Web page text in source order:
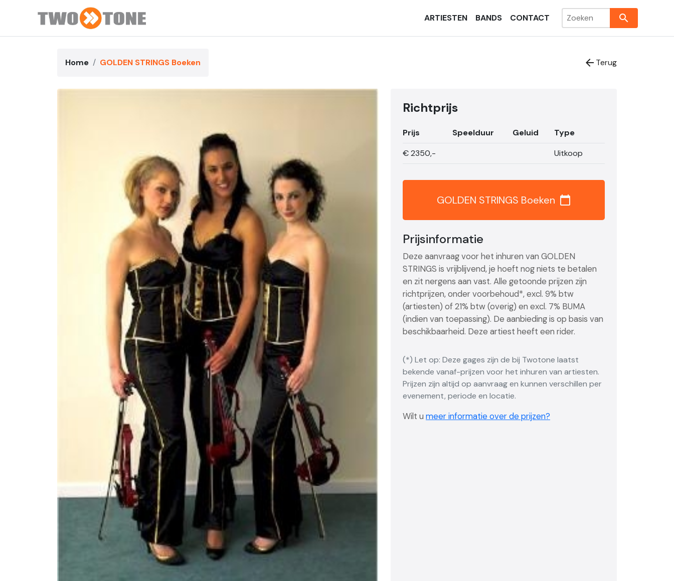
ARTIESTEN BANDS CONTACT search
Home GOLDEN STRINGS Boeken arrow_back Terug
Richtprijs
Prijs Speelduur Geluid
Type
€2350,- Uitkoop
GOLDEN STRINGS Boeken calendar_today
Prijsinformatie
Deze aanvraag voor het inhuren van GOLDEN
STRINGS is vrijblijvend, je hoeft nog niets te betalen
en zit nergens aan vast. Alle getoonde prijzen zijn
richtprijzen, onder voorbehoud*, excl. 9% btw
(artiesten) of 21% btw (overig) en excl. 7% BUMA
(indien van toepassing). De aanbieding is op basis van
beschikbaarheid. Deze artiest heeft een rider.
(*) Let op: Deze gages zijn de bij Twotone laatst
bekende vanaf-prijzen voor het inhuren van artiesten.
Prijzen zijn altijd op aanvraag en kunnen verschillen per
evenement, periode en locatie.
Wilt u meer informatie over de prijzen?